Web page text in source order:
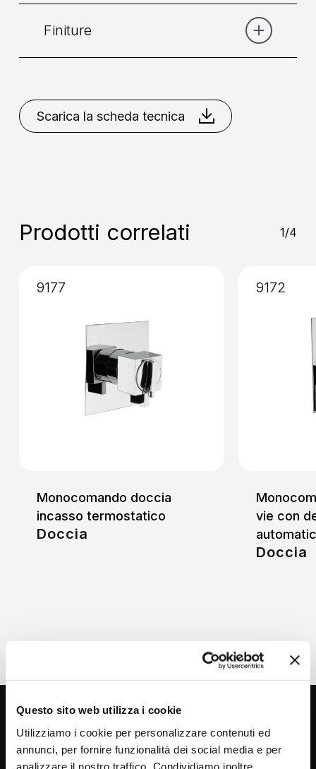
Questo sito web utilizza i cookie
Utilizziamo i cookie per personalizzare contenuti ed
annunci, per fornire funzionalità dei social media e per
analizzare il nostro traffico. Condividiamo inoltre
Installazione: Senza Incasso
Finiture
Bianco Opaco Bronzo
Bronzo
Opaco
Cromo
Cromo
Dorato
Dorato
Nero
Scarica la scheda tecnica
Prodotti correlati 1/4
Monocomando doccia
incasso termostatico
Doccia
9177
vie con
Doccia
9172